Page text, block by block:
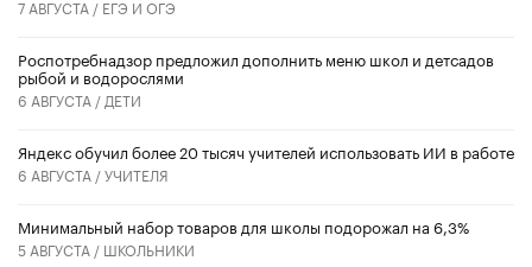
7 АВГУСТА / ЕГЭ И ОГЭ
Роспотребнадзор предложил дополнить меню школ и детсадов
рыбой и водорослями
6 АВГУСТА / ДЕТИ
​Яндекс обучил более 20 тысяч учителей использовать ИИ в работе
6 АВГУСТА /УЧИТЕЛЯ
Минимальный набор товаров для школы подорожал на 6,3%
5 АВГУСТА / ШКОЛЬНИКИ